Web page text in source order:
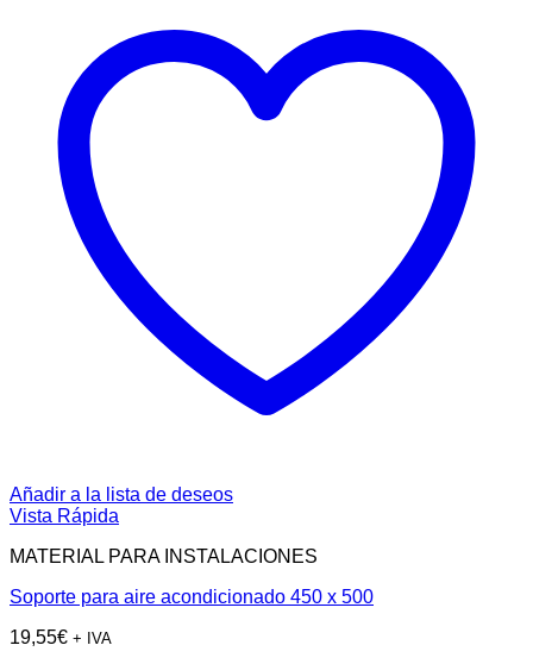
Añadir a la lista de deseos
Vista Rápida
MATERIAL PARA INSTALACIONES
Soporte para aire acondicionado 450 x 500
19,55€ + IVA